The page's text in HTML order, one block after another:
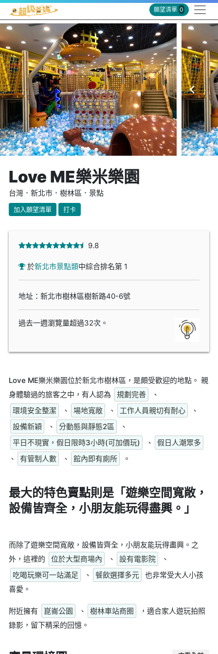
願望清單 0
Love ME樂米樂園
台灣．新北市．樹林區．景點
加入願望清單 打卡
9.8
於新北市景點類中綜合排名第 1
地址：新北市樹林區樹新路40-6號
過去一週瀏覽量超過32次。
Love ME樂米樂園位於新北市樹林區，是頗受歡迎的地點。 親
身體驗過的旅客之中，有人認為
規劃完善
、
環境安全整潔
、 場地寬敞 、 工作人員親切有耐心
、
設備新穎
、 分動態與靜態2區
、
平日不現實，假日限時3小時(可加價玩)
、
假日人潮眾多
、
有管制人數 、 館內即有廁所 。
最大的特色賣點則是「遊樂空間寬敞，
設備皆齊全，小朋友能玩得盡興。」
而除了遊樂空間寬敞，設備皆齊全，小朋友能玩得盡興。之
外，這裡的
位於大型商場內 、 設有電影院
、
吃喝玩樂可一站滿足
、 餐飲選擇多元
也非常受大人小孩
喜愛。
附近擁有 崑崙公園 、 樹林車站商圈
，適合家人遊玩拍照
錄影，留下精采的回憶。